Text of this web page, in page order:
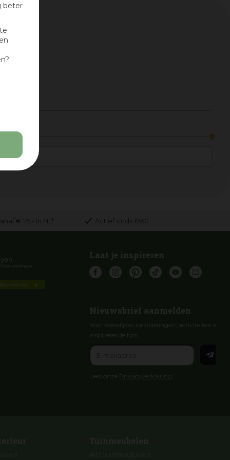
beter
€ 75,- in NL* Actief sinds 1960
Laat je inspireren
Nieuwsbrief aanmelden
Voor wekelijkse aanbiedingen, activiteiten en
inspirerende tips
Lees onze Privacyverklaring